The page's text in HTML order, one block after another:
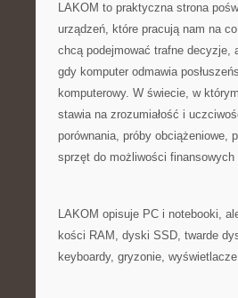
LAKOM to praktyczna strona
urządzeń, które pracują nam na
chcą podejmować trafne decyzje,
gdy komputer odmawia
komputerowy. W świecie, w
stawia na zrozumiałość i
porównania, próby obciążeniowe,
sprzęt do możliwości
LAKOM opisuje PC i notebooki,
kości RAM, dyski SSD, twarde
keyboardy, gryzonie,